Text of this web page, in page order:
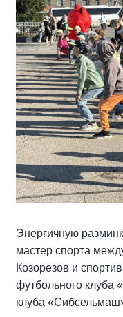
Энергичную
мастер спорта
Козорезов и
футбольного клуба
клуба